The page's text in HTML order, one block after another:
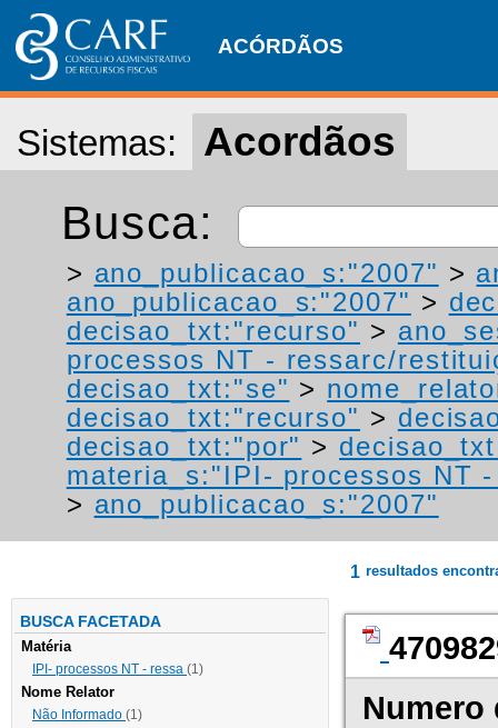
ACÓRDÃOS
Sistemas: Acordãos
Busca:
> ano_publicacao_s:"2007" >
ano_publicacao_s:"2007" >
decisao_txt:"recurso" >
processos NT - ressarc/
decisao_txt:"se" >
decisao_txt:"recurso" >
decisao_txt:"por" >
materia_s:"IPI- processos NT
> ano_publicacao_s:"2007"
BUSCA FACETADA
Matéria
IPI- processos NT - ressa (1)
Nome Relator
Não Informado (1)
1 resultados
Numero